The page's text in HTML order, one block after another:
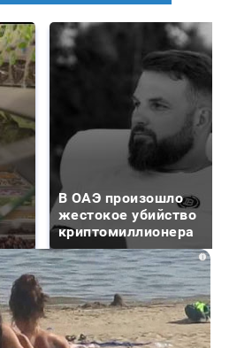
В ОАЭ произошло
жестокое убийство
криптомиллионера
i